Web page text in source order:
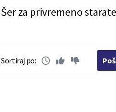
za privremeno
Sortiraj po: